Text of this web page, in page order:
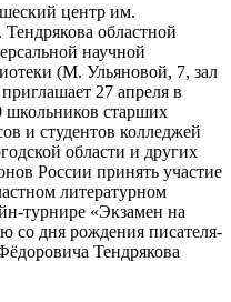
центр им.
областной
научной
(М. Ульяновой, 7, зал
27 апреля в
школьников старших
и студентов колледжей
области и других
России принять участие
литературном
турнире «Экзамен на
со дня рождения писателя-
Тендрякова